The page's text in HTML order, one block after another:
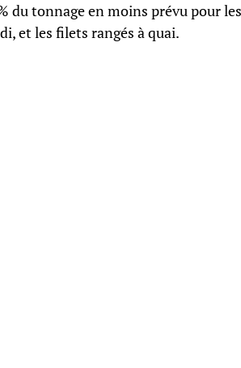
du tonnage en moins prévu pour
et les filets rangés à quai.